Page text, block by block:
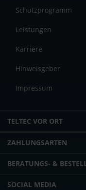
Schutzprogramm
Leistungen
Karriere
Hinweisgeber
Impressum
TELTEC VOR ORT
ZAHLUNGSARTEN
BERATUNGS- &
SOCIAL MEDIA